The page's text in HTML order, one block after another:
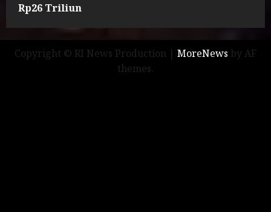
Rp26 Triliun
Copyright © RI News Production | MoreNews by AF
themes.